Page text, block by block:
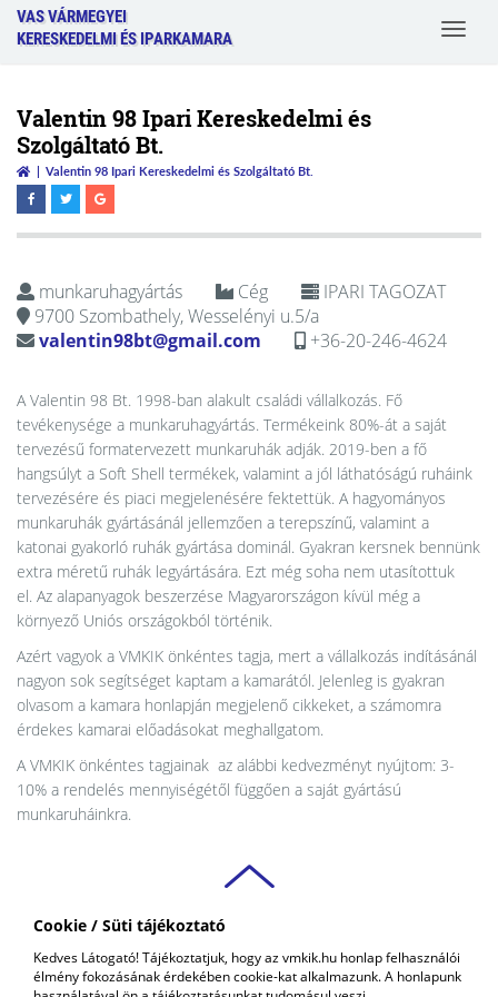
Cookie / Süti tájékoztató
Kedves Látogató! Tájékoztatjuk, hogy az vmkik.hu honlap felhasználói
élmény fokozásának érdekében cookie-kat alkalmazunk. A honlapunk
VAS VÁRMEGYEI
KERESKEDELMI ÉS IPARKAMARA
Toggle
Valentin 98 Ipari Kereskedelmi és
Szolgáltató Bt.
Valentin 98 Ipari Kereskedelmi és Szolgáltató Bt.
munkaruhagyártás Cég
IPARI TAGOZAT
9700 Szombathely, Wesselényi u.5/a
valentin98bt@gmail.com
+36-20-246-4624
A Valentin 98 Bt. 1998-ban alakult családi vállalkozás. Fő
tevékenysége a munkaruhagyártás. Termékeink 80%-át a saját
tervezésű formatervezett munkaruhák adják. 2019-ben a fő
hangsúlyt a Soft Shell termékek, valamint a jól láthatóságú ruháink
tervezésére és piaci megjelenésére fektettük. A hagyományos
munkaruhák gyártásánál jellemzően a terepszínű, valamint a
katonai gyakorló ruhák gyártása dominál. Gyakran kersnek bennünk
extra méretű ruhák legyártására. Ezt még soha nem utasítottuk
el. Az alapanyagok beszerzése Magyarországon kívül még a
környező Uniós országokból történik.
Azért vagyok a VMKIK önkéntes tagja, mert a vállalkozás indításánál
nagyon sok segítséget kaptam a kamarától. Jelenleg is gyakran
olvasom a kamara honlapján megjelenő cikkeket, a számomra
érdekes kamarai előadásokat meghallgatom.
A VMKIK önkéntes tagjainak az alábbi kedvezményt nyújtom: 3-
10% a rendelés mennyiségétől függően a saját gyártású
munkaruháinkra.
VAS VÁRMEGYEI
KERESKEDELMI ÉS IPARKAMARA
COPYRIGHT © 2018 - 2026 VMKIK. | ALL RIGHTS RESERVED! DESIGNED &